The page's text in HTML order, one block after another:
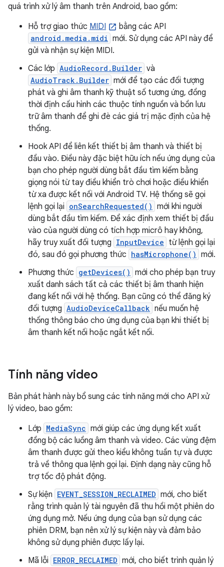
quá trình xử lý âm thanh trên Android, bao gồm:
Hỗ trợ giao thức MIDI bằng các API
android.media.midi mới. Sử dụng các API này để
gửi và nhận sự kiện MIDI.
Các lớp AudioRecord.Builder và
AudioTrack.Builder mới để tạo các đối tượng
phát và ghi âm thanh kỹ thuật số tương ứng, đồng
thời định cấu hình các thuộc tính nguồn và bồn lưu
trữ âm thanh để ghi đè các giá trị mặc định của hệ
thống.
Hook API để liên kết thiết bị âm thanh và thiết bị
đầu vào. Điều này đặc biệt hữu ích nếu ứng dụng của
bạn cho phép người dùng bắt đầu tìm kiếm bằng
giọng nói từ tay điều khiển trò chơi hoặc điều khiển
từ xa được kết nối với Android TV. Hệ thống sẽ gọi
lệnh gọi lại onSearchRequested() mới khi người
dùng bắt đầu tìm kiếm. Để xác định xem thiết bị đầu
vào của người dùng có tích hợp micrô hay không,
hãy truy xuất đối tượng InputDevice từ lệnh gọi lại
đó, sau đó gọi phương thức hasMicrophone() mới.
Phương thức getDevices() mới cho phép bạn truy
xuất danh sách tất cả các thiết bị âm thanh hiện
đang kết nối với hệ thống. Bạn cũng có thể đăng ký
đối tượng AudioDeviceCallback nếu muốn hệ
thống thông báo cho ứng dụng của bạn khi thiết bị
âm thanh kết nối hoặc ngắt kết nối.
Tính năng video
Bản phát hành này bổ sung các tính năng mới cho API xử
lý video, bao gồm:
Lớp MediaSync mới giúp các ứng dụng kết xuất
đồng bộ các luồng âm thanh và video. Các vùng đệm
âm thanh được gửi theo kiểu không tuần tự và được
trả về thông qua lệnh gọi lại. Định dạng này cũng hỗ
trợ tốc độ phát động.
Sự kiện EVENT_SESSION_RECLAIMED mới, cho biết
rằng trình quản lý tài nguyên đã thu hồi một phiên do
ứng dụng mở. Nếu ứng dụng của bạn sử dụng các
phiên DRM, bạn nên xử lý sự kiện này và đảm bảo
không sử dụng phiên được lấy lại.
Mã lỗi ERROR_RECLAIMED mới, cho biết trình quản lý